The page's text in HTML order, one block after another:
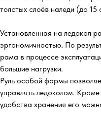
толстых слоёв наледи (до 15
Установленная на ледокол
эргономичностью. По
рама в процессе
большие нагрузки.
Руль особой формы
управлять ледоколом.
удобства хранения его